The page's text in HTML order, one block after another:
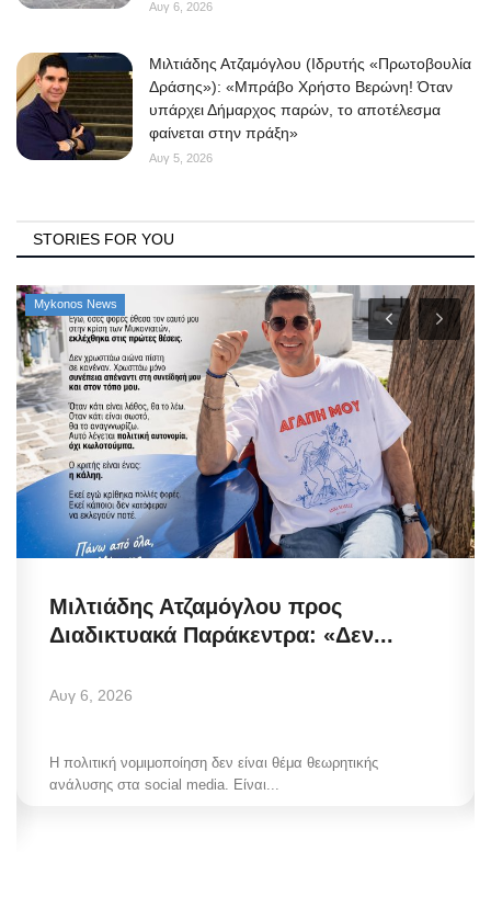
Αυγ 6, 2026
Μιλτιάδης Ατζαμόγλου (Ιδρυτής «Πρωτοβουλία
Δράσης»): «Μπράβο Χρήστο Βερώνη! Όταν
υπάρχει Δήμαρχος παρών, το αποτέλεσμα
φαίνεται στην πράξη»
Αυγ 5, 2026
STORIES FOR YOU
Mykonos News
Μιλτιάδης Ατζαμόγλου προς
Διαδικτυακά Παράκεντρα: «Δεν...
Αυγ 6, 2026
Η πολιτική νομιμοποίηση δεν είναι θέμα θεωρητικής
ανάλυσης στα social media. Είναι...